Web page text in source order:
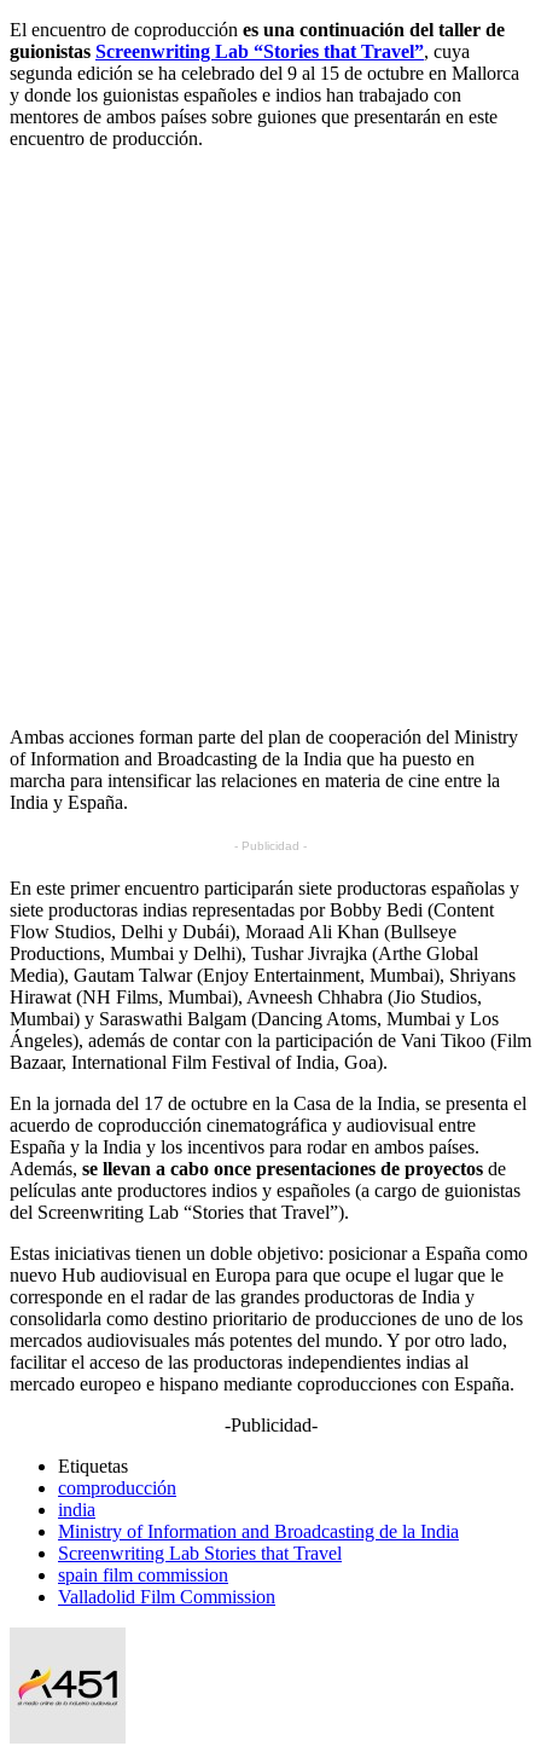
El encuentro de coproducción es una continuación del taller de
guionistas Screenwriting Lab “Stories that Travel”, cuya
segunda edición se ha celebrado del 9 al 15 de octubre en Mallorca
y donde los guionistas españoles e indios han trabajado con
mentores de ambos países sobre guiones que presentarán en este
encuentro de producción.
Ambas acciones forman parte del plan de cooperación del Ministry
of Information and Broadcasting de la India que ha puesto en
marcha para intensificar las relaciones en materia de cine entre la
India y España.
- Publicidad -
En este primer encuentro participarán siete productoras españolas y
siete productoras indias representadas por Bobby Bedi (Content
Flow Studios, Delhi y Dubái), Moraad Ali Khan (Bullseye
Productions, Mumbai y Delhi), Tushar Jivrajka (Arthe Global
Media), Gautam Talwar (Enjoy Entertainment, Mumbai), Shriyans
Hirawat (NH Films, Mumbai), Avneesh Chhabra (Jio Studios,
Mumbai) y Saraswathi Balgam (Dancing Atoms, Mumbai y Los
Ángeles), además de contar con la participación de Vani Tikoo (Film
Bazaar, International Film Festival of India, Goa).
En la jornada del 17 de octubre en la Casa de la India, se presenta el
acuerdo de coproducción cinematográfica y audiovisual entre
España y la India y los incentivos para rodar en ambos países.
Además, se llevan a cabo once presentaciones de proyectos de
películas ante productores indios y españoles (a cargo de guionistas
del Screenwriting Lab “Stories that Travel”).
Estas iniciativas tienen un doble objetivo: posicionar a España como
nuevo Hub audiovisual en Europa para que ocupe el lugar que le
corresponde en el radar de las grandes productoras de India y
consolidarla como destino prioritario de producciones de uno de los
mercados audiovisuales más potentes del mundo. Y por otro lado,
facilitar el acceso de las productoras independientes indias al
mercado europeo e hispano mediante coproducciones con España.
-Publicidad-
Etiquetas
comproducción
india
Ministry of Information and Broadcasting de la India
Screenwriting Lab Stories that Travel
spain film commission
Valladolid Film Commission